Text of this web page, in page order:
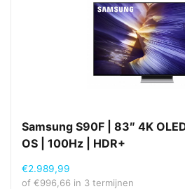
Samsung S90F | 83″ 4K
OS | 100Hz | HDR+
€2.989,99
of €996,66 in 3 termijnen